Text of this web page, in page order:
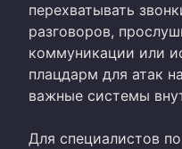
перехватывать
разговоров,
коммуникации или
плацдарм для атак
важные системы
Для специалистов